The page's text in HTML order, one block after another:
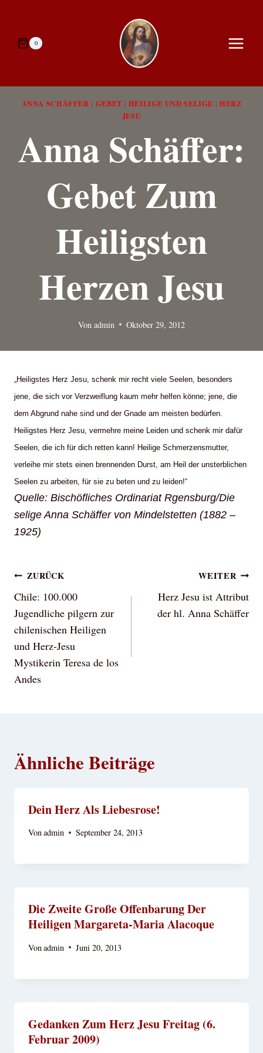
springen0
ANNA SCHÄFFER | GEBET | HEILIGE UND SELIGE | HERZ
JESU
Anna Schäffer:
Gebet Zum
Heiligsten
Herzen Jesu
Von admin Oktober 29, 2012
„Heiligstes Herz Jesu, schenk mir recht viele Seelen, besonders
jene, die sich vor Verzweiflung kaum mehr helfen könne; jene, die
dem Abgrund nahe sind und der Gnade am meisten bedürfen.
Heiligstes Herz Jesu, vermehre meine Leiden und schenk mir dafür
Seelen, die ich für dich retten kann! Heilige Schmerzensmutter,
verleihe mir stets einen brennenden Durst, am Heil der unsterblichen
Seelen zu arbeiten, für sie zu beten und zu leiden!“
Quelle: Bischöfliches Ordinariat Rgensburg/Die
selige Anna Schäffer von Mindelstetten (1882 –
1925)
Beitragsnavigation
ZURÜCK
Chile: 100.000
Jugendliche pilgern zur
chilenischen Heiligen
und Herz-Jesu
Mystikerin Teresa de los
Andes
WEITER
Herz Jesu ist Attribut
der hl. Anna Schäffer
Ähnliche Beiträge
Dein Herz Als Liebesrose!
Vonadmin September 24, 2013
Die Zweite Große Offenbarung Der
Heiligen Margareta-Maria Alacoque
Vonadmin Juni 20, 2013
Gedanken Zum Herz Jesu Freitag (6.
Februar 2009)